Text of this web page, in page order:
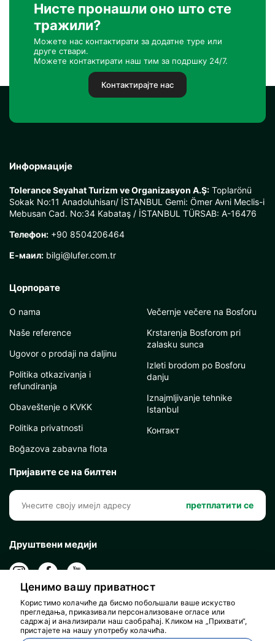
Нисте пронашли оно што сте
тражили?
Можете нас контактирати за додатне туре или
друге ствари.
Можете контактирати наш тим за подршку 24/7.
Контактирајте нас
Информације
Tolerance Seyahat Turizm ve Organizasyon A.Ş: Toplarönü
Sokak No:11 Anadoluhisarı/ İSTANBUL Gemi: Ömer Avni Meclis-i
Mebusan Cad. No:34 Kabataş / İSTANBUL TÜRSAB: A-16476
Телефон: +90 8504206464
Е-маил: bilgi@lufer.com.tr
Цорпорате
O nama
Naše reference
Ugovor o prodaji na daljinu
Politika otkazivanja i
refundiranja
Obaveštenje o KVKK
Politika privatnosti
Boğazova zabavna flota
Večernje večere na Bosforu
Krstarenja Bosforom pri
zalasku sunca
Izleti brodom po Bosforu
danju
Iznajmljivanje tehnike
Istanbul
Контакт
Пријавите се на билтен
претплатити се
Друштвени медији
Ценимо вашу приватност
Користимо колачиће да бисмо побољшали ваше искуство
прегледања, приказивали персонализоване огласе или
садржај и анализирали наш саобраћај. Кликом на „Прихвати“,
пристајете на нашу употребу колачића.